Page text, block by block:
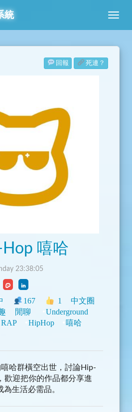
統
回報 死連？
嘻哈
23:38:05
167 1
中文圈
閒聊
Underground
RAP HipHop
嘻哈
哈群橫空出世，討論Hip-
歡迎把你的作品都分享進
生活必需品。